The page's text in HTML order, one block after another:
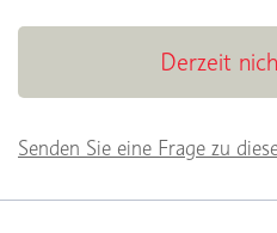
Derzeit
Senden Sie eine Frage zu